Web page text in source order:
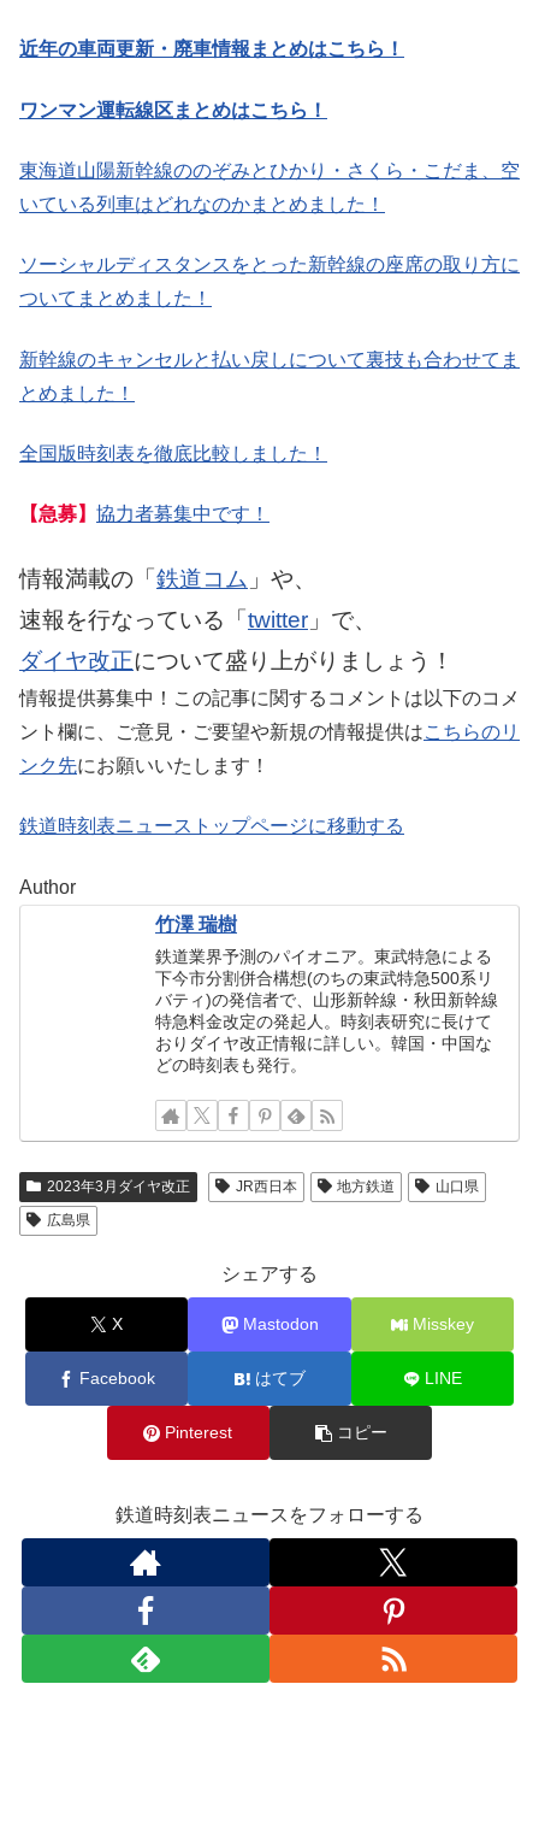
近年の車両更新・廃車情報まとめはこちら！
ワンマン運転線区まとめはこちら！
東海道山陽新幹線ののぞみとひかり・さくら・こだま、空
いている列車はどれなのかまとめました！
ソーシャルディスタンスをとった新幹線の座席の取り方に
ついてまとめました！
新幹線のキャンセルと払い戻しについて裏技も合わせてま
とめました！
全国版時刻表を徹底比較しました！
【急募】 協力者募集中です！
情報満載の「 鉄道コム 」や、
速報を行なっている「 twitter 」で、
ダイヤ改正について盛り上がりましょう！
情報提供募集中！この記事に関するコメントは以下のコメ
ント欄に、ご意見・ご要望や新規の情報提供はこちらのリ
ンク先にお願いいたします！
鉄道時刻表ニューストップページに移動する
Author
竹澤 瑞樹
鉄道業界予測のパイオニア。東武特急による
下今市分割併合構想(のちの東武特急500系リ
バティ)の発信者で、山形新幹線・秋田新幹線
特急料金改定の発起人。時刻表研究に長けて
おりダイヤ改正情報に詳しい。韓国・中国な
どの時刻表も発行。
2023年3月ダイヤ改正 JR西日本 地方鉄道
山口県
広島県
シェアする
X Mastodon Misskey
Facebook はてブ LINE
Pinterest コピー
鉄道時刻表ニュースをフォローする